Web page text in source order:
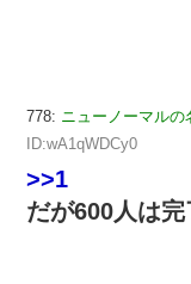
778: ニューノーマルの
ID:wA1qWDCy0
>>1
だが600人は